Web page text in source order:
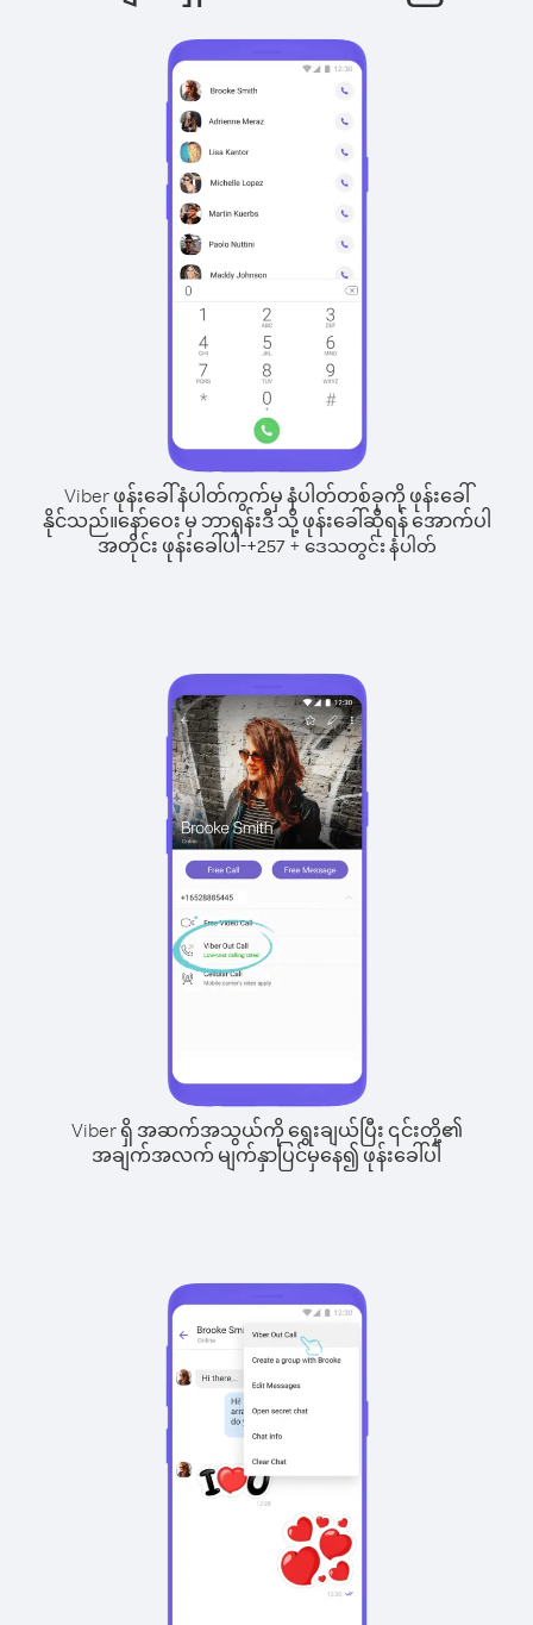
Viber ဖုန်းခေါ်နံပါတ်ကွက်မှ နံပါတ်တစ်ခုကို ဖုန်းခေါ်
နိုင်သည်။နော်ဝေး မှ ဘာရုန်းဒီ သို့ ဖုန်းခေါ်ဆိုရန် အောက်ပါ
အတိုင်း ဖုန်းခေါ်ပါ-+257+ ဒေသတွင်း နံပါတ်
Viber ရှိ အဆက်အသွယ်ကို ရွေးချယ်ပြီး ၎င်းတို့၏
အချက်အလက် မျက်နှာပြင်မှနေ၍ ဖုန်းခေါ်ပါ